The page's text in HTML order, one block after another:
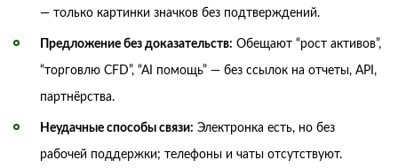
— только картинки значков без подтверждений.
Предложение без доказательств: Обещают “рост активов”,
“торговлю CFD”, “AI помощь” — без ссылок на отчеты, API,
партнёрства.
Неудачные способы связи: Электронка есть, но без
рабочей поддержки; телефоны и чаты отсутствуют.